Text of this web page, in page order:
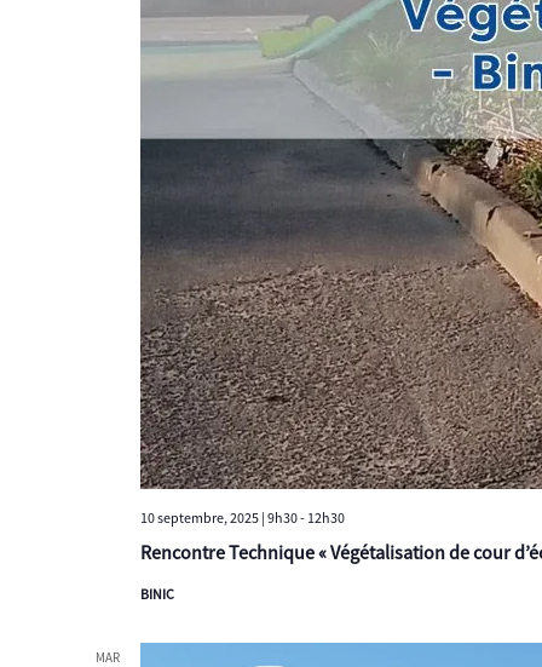
Rencontre Technique « Végétalisation de cour
10 septembre, 2025 | 9h30- 12h30
BINIC
MAR